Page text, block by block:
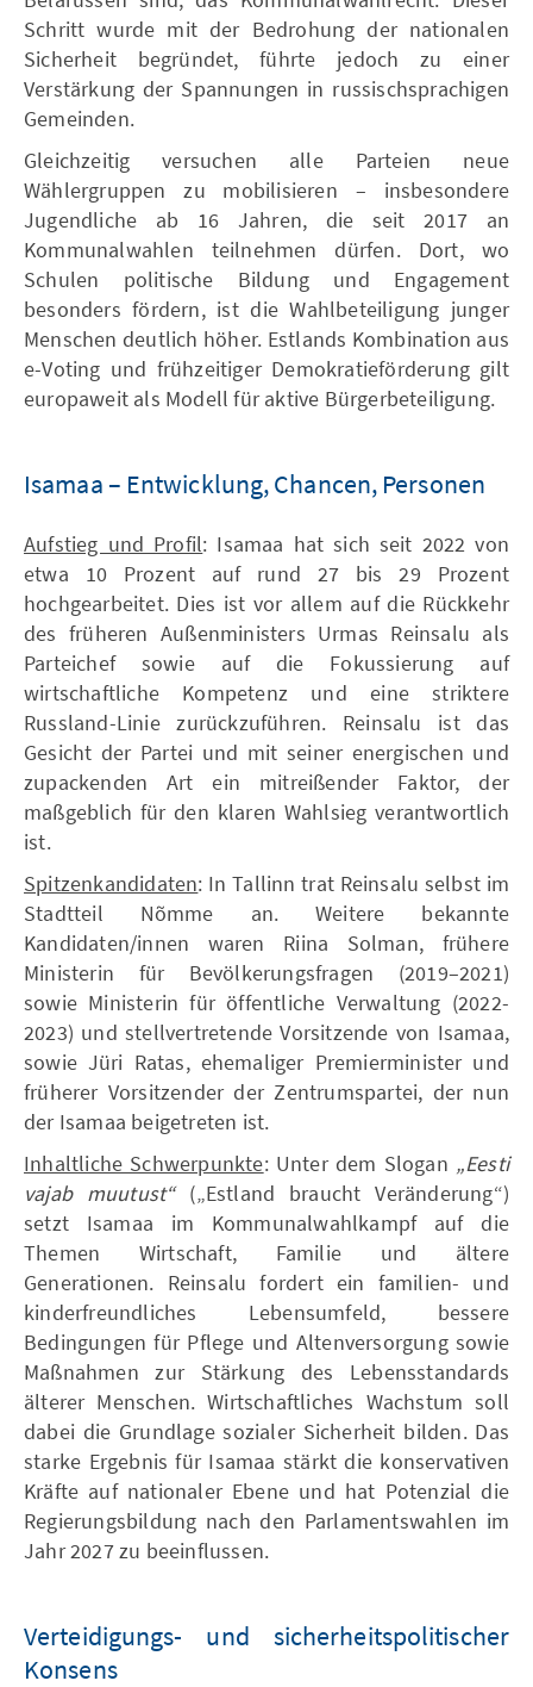
Schritt wurde mit der Bedrohung der nationalen
Sicherheit begründet, führte jedoch zu einer
Verstärkung der Spannungen in russischsprachigen
Gemeinden.
Gleichzeitig versuchen alle Parteien neue
Wählergruppen zu mobilisieren – insbesondere
Jugendliche ab 16 Jahren, die seit 2017 an
Kommunalwahlen teilnehmen dürfen. Dort, wo
Schulen politische Bildung und Engagement
besonders fördern, ist die Wahlbeteiligung junger
Menschen deutlich höher. Estlands Kombination aus
e-Voting und frühzeitiger Demokratieförderung gilt
europaweit als Modell für aktive Bürgerbeteiligung.
Isamaa – Entwicklung, Chancen, Personen
Aufstieg und Profil: Isamaa hat sich seit 2022 von
etwa 10 Prozent auf rund 27 bis 29 Prozent
hochgearbeitet. Dies ist vor allem auf die Rückkehr
des früheren Außenministers Urmas Reinsalu als
Parteichef sowie auf die Fokussierung auf
wirtschaftliche Kompetenz und eine striktere
Russland-Linie zurückzuführen. Reinsalu ist das
Gesicht der Partei und mit seiner energischen und
zupackenden Art ein mitreißender Faktor, der
maßgeblich für den klaren Wahlsieg verantwortlich
ist.
Spitzenkandidaten: In Tallinn trat Reinsalu selbst im
Stadtteil Nõmme an. Weitere bekannte
Kandidaten/innen waren Riina Solman, frühere
Ministerin für Bevölkerungsfragen (2019–2021)
sowie Ministerin für öffentliche Verwaltung (2022-
2023) und stellvertretende Vorsitzende von Isamaa,
sowie Jüri Ratas, ehemaliger Premierminister und
früherer Vorsitzender der Zentrumspartei, der nun
der Isamaa beigetreten ist.
Inhaltliche Schwerpunkte: Unter dem Slogan „Eesti
vajab muutust“(„Estland braucht Veränderung“)
setzt Isamaa im Kommunalwahlkampf auf die
Themen Wirtschaft, Familie und ältere
Generationen. Reinsalu fordert ein familien- und
kinderfreundliches Lebensumfeld, bessere
Bedingungen für Pflege und Altenversorgung sowie
Maßnahmen zur Stärkung des Lebensstandards
älterer Menschen. Wirtschaftliches Wachstum soll
dabei die Grundlage sozialer Sicherheit bilden. Das
starke Ergebnis für Isamaa stärkt die konservativen
Kräfte auf nationaler Ebene und hat Potenzial die
Regierungsbildung nach den Parlamentswahlen im
Jahr 2027 zu beeinflussen.
Verteidigungs- und sicherheitspolitischer
Konsens